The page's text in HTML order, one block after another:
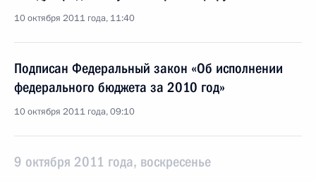
10 октября 2011 года, 11:40
Подписан Федеральный закон «Об исполнении
федерального бюджета за 2010 год»
10 октября 2011 года, 09:10
9 октября 2011 года, воскресенье